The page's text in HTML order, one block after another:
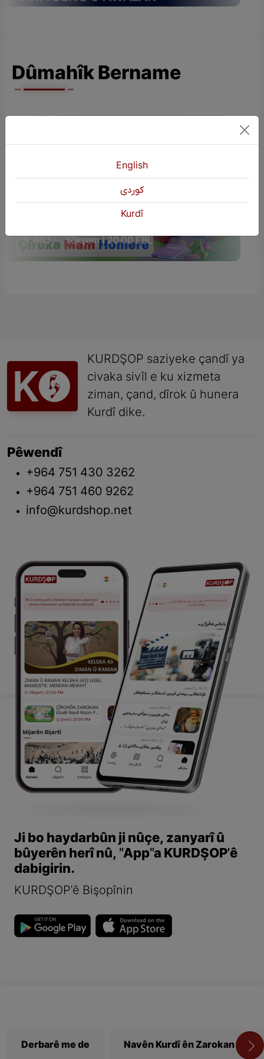
Dûmahîk Bername
ÇÎROKÊN ZAROKAN (Çîroka Mam
S02 Yêkşem | 20:00 EBL
KURDŞOP saziyeke çandî ya
civaka sivîl e ku xizmeta
ziman, çand, dîrok û hunera
Kurdî dike.
Pêwendî
+964 751 430 3262
+964 751 460 9262
info@kurdshop.net
Ji bo haydarbûn ji nûçe, zanyarî û
bûyerên herî nû, "App"a KURDŞOP'ê
dabigirin.
KURDŞOP'ê Bişopînin
Derbarê me de Navên Kurdî ên Zarokan
English
كوردی
Kurdî